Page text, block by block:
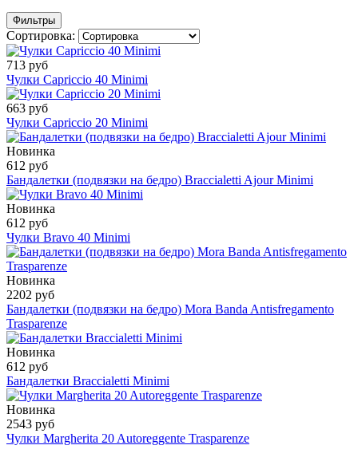
Фильтры
Сортировка:
713 руб
Чулки Capriccio 40 Minimi
663 руб
Чулки Capriccio 20 Minimi
Новинка
612 руб
Бандалетки (подвязки на бедро) Braccialetti Ajour Minimi
Новинка
612 руб
Чулки Bravo 40 Minimi
Новинка
2202 руб
Бандалетки (подвязки на бедро) Mora Banda Antisfregamento
Trasparenze
Новинка
612 руб
Бандалетки Braccialetti Minimi
Новинка
2543 руб
Чулки Margherita 20 Autoreggente Trasparenze